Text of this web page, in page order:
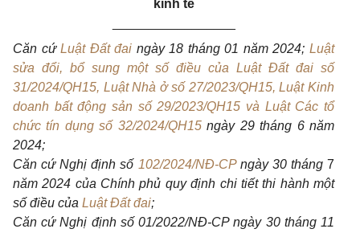
kinh tế
Căn cứLuật Đất đai ngày 18 tháng 01 năm 2024;Luật
sửa đổi, bổ sung một số điều của Luật Đất đai số
31/2024/QH15, Luật Nhà ở số 27/2023/QH15, Luật Kinh
doanh bất động sản số 29/2023/QH15 và Luật Các tổ
chức tín dụng số 32/2024/QH15ngày 29 tháng 6 năm
2024;
Căn cứ Nghị định số 102/2024/NĐ-CPngày 30 tháng7
năm 2024 của Chính phủ quy định chi tiết thi hành một
số điều của Luật Đất đai;
Căn cứ Nghị định số 01/2022/NĐ-CP ngày 30 tháng 11